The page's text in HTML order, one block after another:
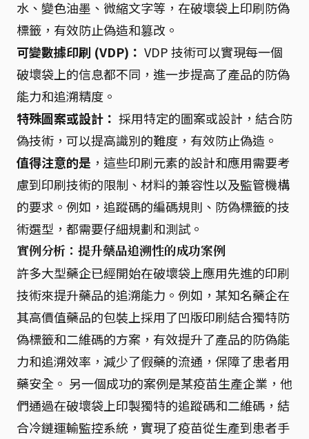
水、變色油墨、微縮文字等，在破壞袋上印刷防偽
標籤，有效防止偽造和篡改。
可變數據印刷 (VDP)： VDP 技術可以實現每一個
破壞袋上的信息都不同，進一步提高了產品的防偽
能力和追溯精度。
特殊圖案或設計： 採用特定的圖案或設計，結合防
偽技術，可以提高識別的難度，有效防止偽造。
值得注意的是 ，這些印刷元素的設計和應用需要考
慮到印刷技術的限制、材料的兼容性以及監管機構
的要求。例如，追蹤碼的編碼規則、防偽標籤的技
術選型，都需要仔細規劃和測試。
實例分析：提升藥品追溯性的成功案例
許多大型藥企已經開始在破壞袋上應用先進的印刷
技術來提升藥品的追溯能力。例如，某知名藥企在
其高價值藥品的包裝上採用了凹版印刷結合獨特防
偽標籤和二維碼的方案，有效提升了產品的防偽能
力和追溯效率，減少了假藥的流通，保障了患者用
藥安全。 另一個成功的案例是某疫苗生產企業，他
們通過在破壞袋上印製獨特的追蹤碼和二維碼，結
合冷鏈運輸監控系統，實現了疫苗從生產到患者手